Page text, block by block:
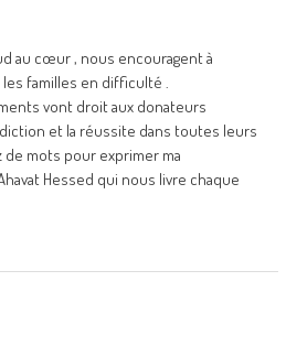
au cœur , nous encouragent à
familles en difficulté .
vont droit aux donateurs
et la réussite dans toutes leurs
de mots pour exprimer ma
Hessed qui nous livre chaque